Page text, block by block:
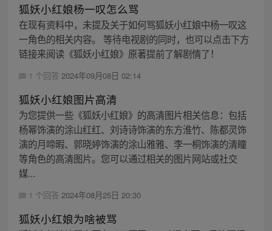
狐妖小红娘杨一叹怎么骂
在现有资料中，未提及关于如何骂狐妖小红娘中杨一叹这
一角色的相关内容。 等待电视剧的同时，也可以点击下方
链接来阅读《狐妖小红娘》原著提前了解剧情了！
1 个回答 2024年09月08日 02:14
狐妖小红娘图片高清
为您提供一些《狐妖小红娘》的高清图片相关信息：包括
杨幂饰演的涂山红红、刘诗诗饰演的东方淮竹、陈都灵饰
演的月啼暇、郭晓婷饰演的涂山雅雅、李一桐饰演的清瞳
等角色的高清图片。您可以通过相关的图片网站或社交
媒...
1 个回答 2024年08月25日 20:30
狐妖小红娘为啥被骂